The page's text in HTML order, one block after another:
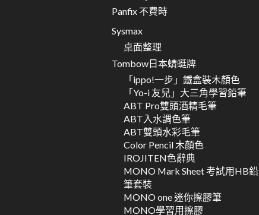
Panfix 不費時
Sysmax
桌面整理
Tombow日本蜻蜓牌
「ippo!一步」鐵盒裝木顏色
「Yo-i 友兒」大三角學習鉛筆
ABT Pro雙頭酒精毛筆
ABT入水調色筆
ABT雙頭水彩毛筆
Color Pencil 木顏色
IROJITEN色辭典
MONO Mark Sheet 考試用HB鉛
筆套裝
MONO one 迷你擦膠筆
MONO學習用擦膠